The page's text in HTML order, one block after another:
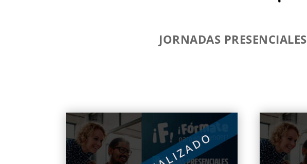
JORNADAS PRESENCIALES